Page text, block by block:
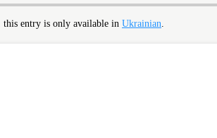
this entry is only available in Ukrainian.